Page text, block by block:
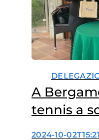
A
tennis a
2024-10-